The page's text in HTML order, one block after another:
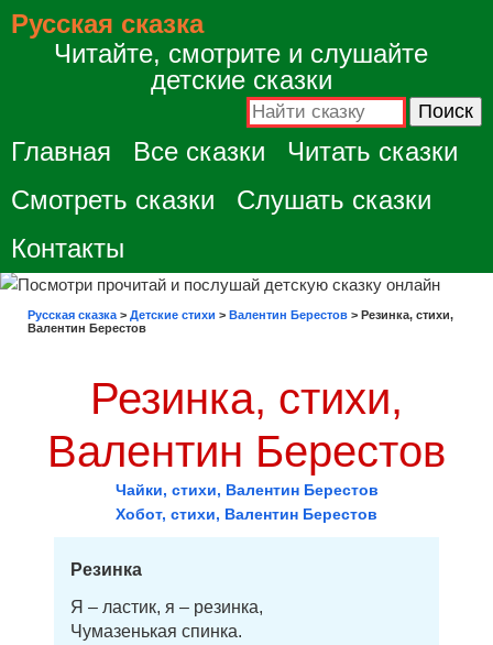
Русская сказка
Читайте, смотрите и слушайте
детские сказки
Главная Все сказки
Читать сказки
Смотреть сказки
Слушать сказки
Контакты
Русская сказка > Детские стихи > Валентин Берестов > Резинка, стихи,
Валентин Берестов
Резинка, стихи,
Валентин Берестов
Чайки, стихи, Валентин Берестов
Хобот, стихи, Валентин Берестов
Резинка
Я – ластик, я – резинка,
Чумазенькая спинка.